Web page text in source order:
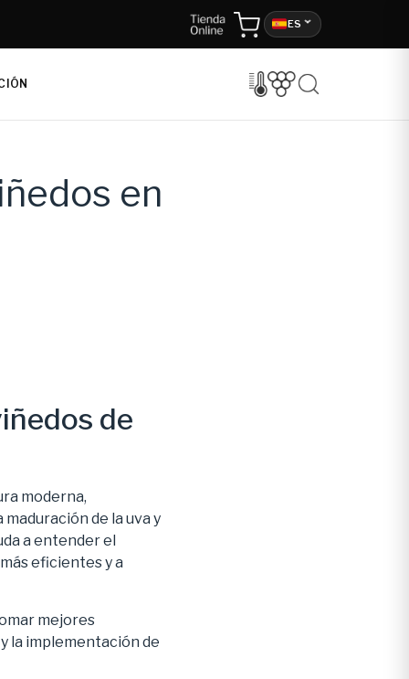
ES
en
de
moderna,
de la uva y
a entender el
eficientes y a
mejores
la implementación de